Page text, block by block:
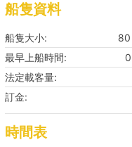
船隻資料
船隻大小: 80
最早上船時間:
法定載客量:
訂金:
時間表